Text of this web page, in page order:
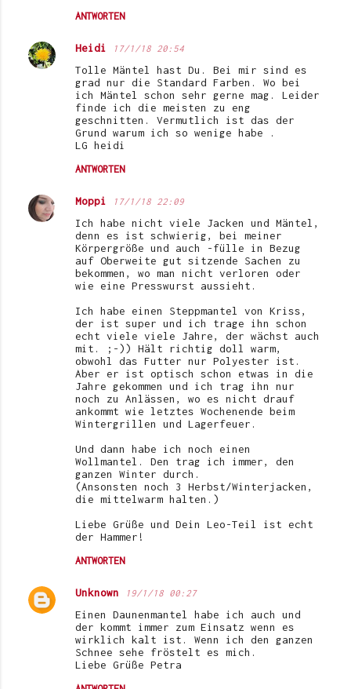
ANTWORTEN
Heidi 17/1/18 20:54
Tolle Mäntel hast Du. Bei mir sind es
grad nur die Standard Farben. Wo bei
ich Mäntel schon sehr gerne mag. Leider
finde ich die meisten zu eng
geschnitten. Vermutlich ist das der
Grund warum ich so wenige habe .
LG heidi
ANTWORTEN
Moppi 17/1/18 22:09
Ich habe nicht viele Jacken und Mäntel,
denn es ist schwierig, bei meiner
Körpergröße und auch -fülle in Bezug
auf Oberweite gut sitzende Sachen zu
bekommen, wo man nicht verloren oder
wie eine Presswurst aussieht.
Ich habe einen Steppmantel von Kriss,
der ist super und ich trage ihn schon
echt viele viele Jahre, der wächst auch
mit. ;-)) Hält richtig doll warm,
obwohl das Futter nur Polyester ist.
Aber er ist optisch schon etwas in die
Jahre gekommen und ich trag ihn nur
noch zu Anlässen, wo es nicht drauf
ankommt wie letztes Wochenende beim
Wintergrillen und Lagerfeuer.
Und dann habe ich noch einen
Wollmantel. Den trag ich immer, den
ganzen Winter durch.
(Ansonsten noch 3 Herbst/Winterjacken,
die mittelwarm halten.)
Liebe Grüße und Dein Leo-Teil ist echt
der Hammer!
ANTWORTEN
Unknown 19/1/18 00:27
Einen Daunenmantel habe ich auch und
der kommt immer zum Einsatz wenn es
wirklich kalt ist. Wenn ich den ganzen
Schnee sehe fröstelt es mich.
Liebe Grüße Petra